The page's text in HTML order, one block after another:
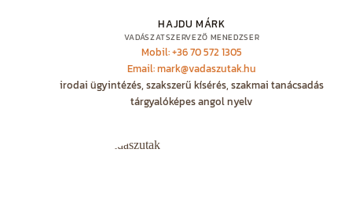
HAJDU MÁRK
VADÁSZATSZERVEZŐ MENEDZSER
Mobil: +36 70 572 1305
Email: mark@vadaszutak.hu
irodai ügyintézés, szakszerű kísérés, szakmai tanácsadás
tárgyalóképes angol nyelv